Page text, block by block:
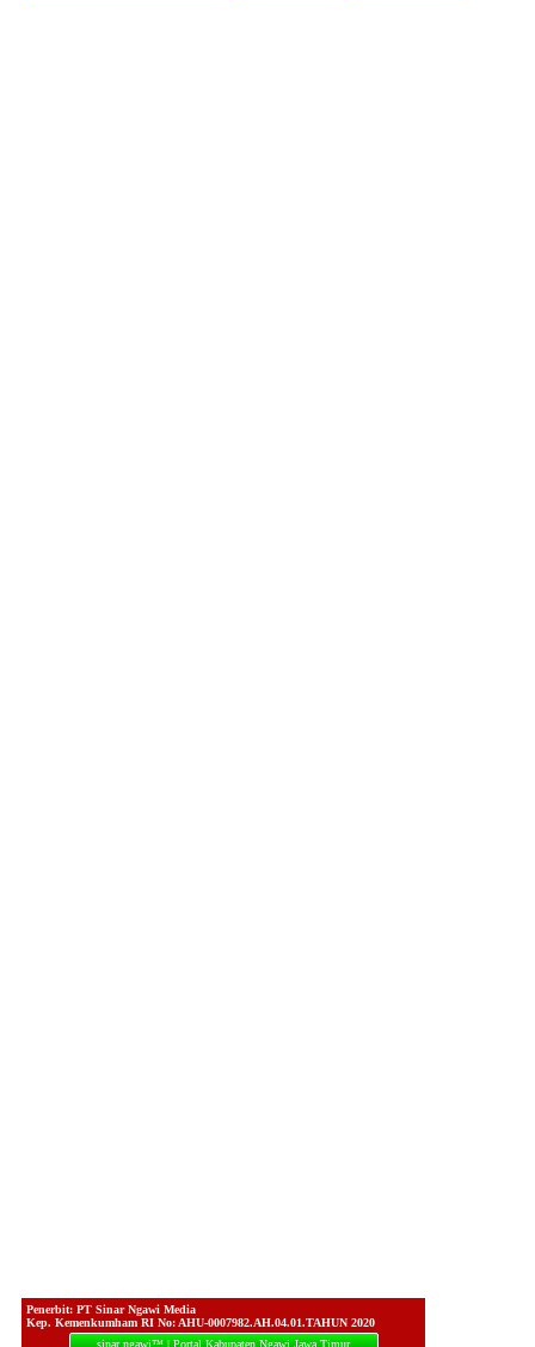
Penerbit: PT Sinar Ngawi Media
Kep. Kemenkumham RI No: AHU-0007982.AH.04.01.TAHUN 2020
sinar ngawi™ | Portal Kabupaten Ngawi Jawa Timur